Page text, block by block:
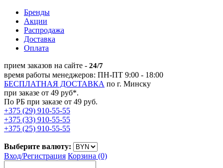
Бренды
Акции
Распродажа
Доставка
Оплата
прием заказов на сайте - 24/7
время работы менеджеров: ПН-ПТ 9:00 - 18:00
БЕСПЛАТНАЯ ДОСТАВКА по г. Минску
при заказе от 49 руб*.
По РБ при заказе от 49 руб.
+375 (29) 910-55-55
+375 (33) 910-55-55
+375 (25) 910-55-55
Выберите валюту:
Вход/Регистрация Корзина (0)